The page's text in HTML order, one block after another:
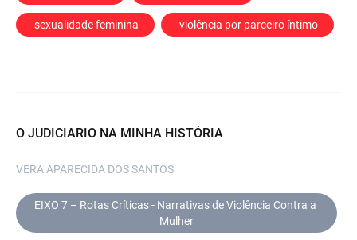
sexualidade feminina violência por parceiro íntimo
O JUDICIARIO NA MINHA HISTÓRIA
VERA APARECIDA DOS SANTOS
EIXO 7 – Rotas Críticas - Narrativas de Violência Contra a
Mulher